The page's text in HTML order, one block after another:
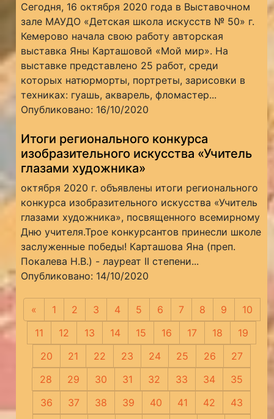
Сегодня, 16 октября 2020 года в Выставочном
зале МАУДО «Детская школа искусств № 50» г.
Кемерово начала свою работу авторская
выставка Яны Карташовой «Мой мир». На
выставке представлено 25 работ, среди
которых натюрморты, портреты, зарисовки в
техниках: гуашь, акварель, фломастер...
Опубликовано: 16/10/2020
Итоги регионального конкурса
изобразительного искусства «Учитель
глазами художника»
октября 2020 г. объявлены итоги регионального
конкурса изобразительного искусства «Учитель
глазами художника», посвященного всемирному
Дню учителя.Трое конкурсантов принесли школе
заслуженные победы! Карташова Яна (преп.
Покалева Н.В.) - лауреат II степени...
Опубликовано: 14/10/2020
« Предыдущая
1 2 3 4 5 6 7 8 9
10
11
12 13 14 15 16 17 18
19
20
21 22 23 24 25 26
27
28
29 30 31 32 33 34
35
36
37 38 39 40 41 42
43